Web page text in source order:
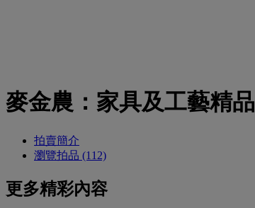
麥金農：家具及工藝精品
拍賣簡介
瀏覽拍品 (112)
更多精彩內容